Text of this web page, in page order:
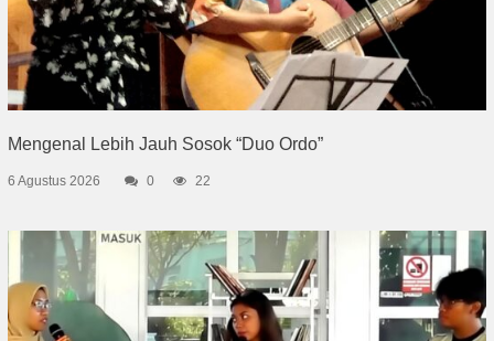
Mengenal Lebih Jauh Sosok “Duo Ordo”
6 Agustus 2026 0 22